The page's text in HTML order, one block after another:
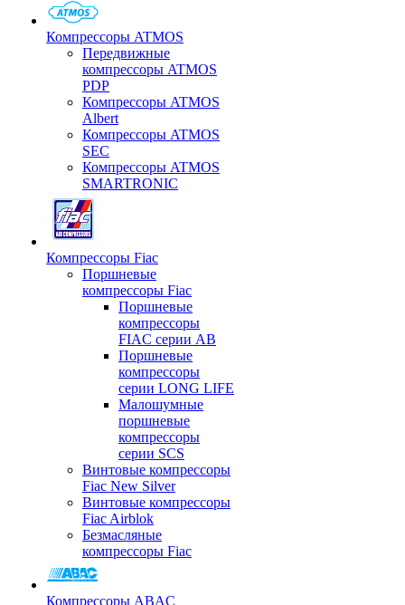
Компрессоры ATMOS
Передвижные
компрессоры ATMOS
PDP
Компрессоры ATMOS
Albert
Компрессоры ATMOS
SEC
Компрессоры ATMOS
SMARTRONIC
Компрессоры Fiac
Поршневые
компрессоры Fiac
Поршневые
компрессоры
FIAC серии AB
Поршневые
компрессоры
серии LONG LIFE
Малошумные
поршневые
компрессоры
серии SCS
Винтовые компрессоры
Fiac New Silver
Винтовые компрессоры
Fiac Airblok
Безмасляные
компрессоры Fiac
Компрессоры ABAC